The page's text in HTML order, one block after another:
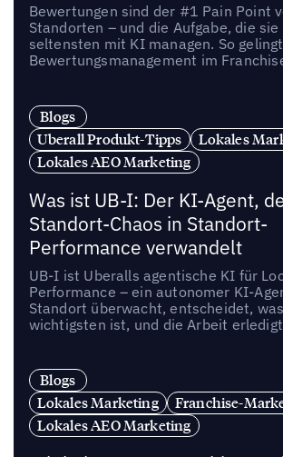
Bewertungen sind der #1 Pain Point
Standorten – und die Aufgabe, die sie
seltensten mit KI managen. So gelingt
Bewertungsmanagement im
Blogs
Uberall Produkt-Tipps
Lokales
Lokales AEO Marketing
Was ist UB-I: Der KI-Agent,
Standort-Chaos in Standort-
Performance verwandelt
UB-I ist Uberalls agentische KI für
Performance – ein autonomer KI-
Standort überwacht, entscheidet,
wichtigsten ist, und die Arbeit
Blogs
Lokales Marketing
Franchise-
Lokales AEO Marketing